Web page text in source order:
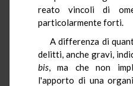
reato vincoli di
particolarmente forti.
A differenza di
delitti, anche gravi,
bis, ma che non
l'apporto di una